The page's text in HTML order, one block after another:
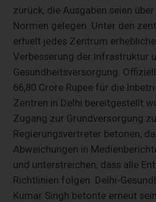
zurück, die Ausgaben seien
Normen gelegen. Unter den
erhielt jedes Zentrum
Verbesserung der Infrastruktur
Gesundheitsversorgung.
66,80 Crore Rupee für die
Zentren in Delhi bereitgestellt
Zugang zur Grundversorgung
Regierungsvertreter betonen,
Abweichungen in
und unterstreichen, dass alle
Richtlinien folgen. Delhi-
Kumar Singh betonte erneut